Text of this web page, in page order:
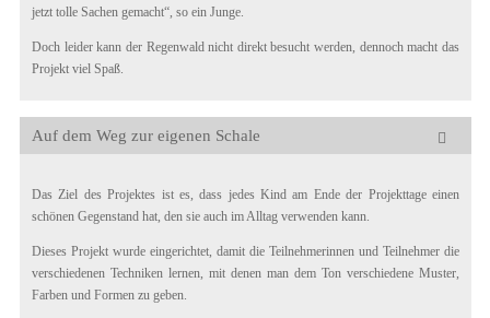
jetzt tolle Sachen gemacht“, so ein Junge.
Doch leider kann der Regenwald nicht direkt besucht werden, dennoch macht das
Projekt viel Spaß.
Auf dem Weg zur eigenen Schale
Das Ziel des Projektes ist es, dass jedes Kind am Ende der Projekttage einen
schönen Gegenstand hat, den sie auch im Alltag verwenden kann.
Dieses Projekt wurde eingerichtet, damit die Teilnehmerinnen und Teilnehmer die
verschiedenen Techniken lernen, mit denen man dem Ton verschiedene Muster,
Farben und Formen zu geben.